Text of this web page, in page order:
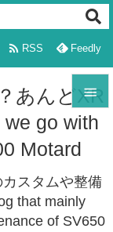


メニュ
サイド

 RSS Feedly
あんどXR
go with
Motard
スタムや整備
that mainly
of SV650